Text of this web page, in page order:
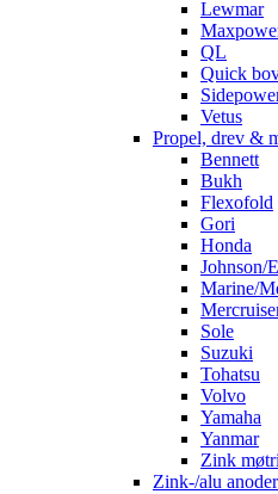
Lewmar
QL
Quick
Vetus
Propel, drev &
Bennett
Bukh
Flexofold
Gori
Honda
Johnson/
Marine/
Sole
Suzuki
Tohatsu
Volvo
Yamaha
Yanmar
Zink
Zink-/alu anoder